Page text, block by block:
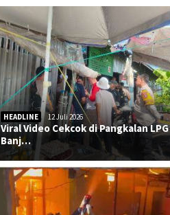
HEADLINE 12 Juli 2026
Viral Video Cekcok di Pangkalan LPG
Banj…